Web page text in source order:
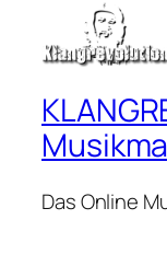
Das Online